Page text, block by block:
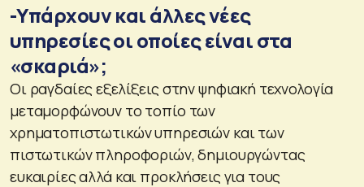
-Υπάρχουν και άλλες νέες
υπηρεσίες οι οποίες είναι στα
«σκαριά»;
Οι ραγδαίες εξελίξεις στην ψηφιακή τεχνολογία
μεταμορφώνουν το τοπίο των
χρηματοπιστωτικών υπηρεσιών και των
πιστωτικών πληροφοριών, δημιουργώντας
ευκαιρίες αλλά και προκλήσεις για τους